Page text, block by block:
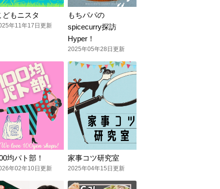
どもニスタ
年11年17日更新
もちパパの
spicecurry探訪
Hyper！
2025年05年28日更新
均パト部！
年02年10日更新
家事コツ研究室
2025年04年15日更新